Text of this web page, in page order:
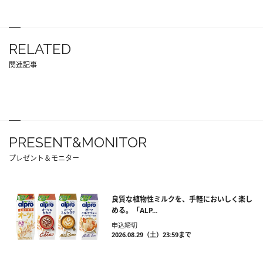
RELATED
関連記事
PRESENT&MONITOR
プレゼント＆モニター
良質な植物性ミルクを、手軽においしく楽し
める。「ALP...
申込締切
2026.08.29（土）23:59まで